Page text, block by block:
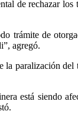
de rechazar
trámite de
agregó.
paralización
está siendo